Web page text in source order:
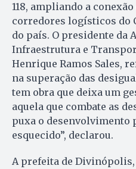
118, ampliando a
corredores logísticos do
do país. O presidente da
Infraestrutura e
Henrique Ramos Sales,
na superação das
tem obra que deixa um
aquela que combate as
puxa o desenvolvimento
esquecido”, declarou.
A prefeita de